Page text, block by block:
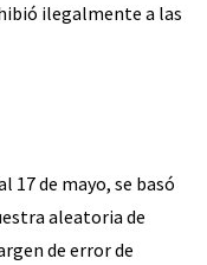
ilegalmente a las
17 de mayo, se basó
aleatoria de
de error de